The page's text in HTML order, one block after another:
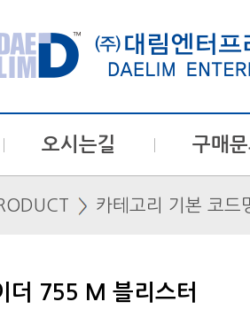
오시는길 구매
카테고리 기본 코드
더 755 M 블리스터